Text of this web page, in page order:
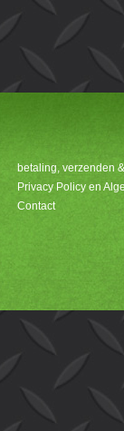
betaling, verzenden
Privacy Policy en
Contact